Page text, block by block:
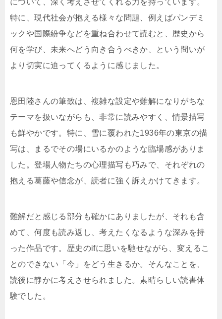
について、深く考えさせてくれる力を持っています。
特に、現代社会が抱える様々な問題、例えばパンデミ
ックや国際紛争などを重ね合わせて読むと、歴史から
何を学び、未来へどう向き合うべきか、という問いが
より切実に迫ってくるように感じました。
恩田陸さんの筆致は、複雑な設定や難解になりがちな
テーマを扱いながらも、非常に読みやすく、情景描写
も鮮やかです。特に、雪に覆われた1936年の東京の描
写は、まるでその場にいるかのような臨場感がありま
した。登場人物たちの心理描写も巧みで、それぞれの
抱える葛藤や信念が、読者に強く訴えかけてきます。
難解だと感じる部分も確かにありましたが、それも含
めて、何度も読み返し、考えたくなるような深みを持
った作品です。歴史のifに思いを馳せながら、変えるこ
とのできない「今」をどう生きるか。そんなことを、
読後に静かに考えさせられました。素晴らしい読書体
験でした。